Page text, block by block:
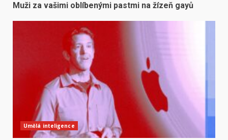
Muži za vašimi oblíbenými pastmi na žízeň gayů
Umělá inteligence